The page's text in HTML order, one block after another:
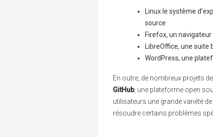
Linux le système
source
Firefox, un
LibreOffice, une
WordPress, une
En outre, de nombreux projets
GitHub, une plateforme open
utilisateurs une grande variété
résoudre certains problèmes